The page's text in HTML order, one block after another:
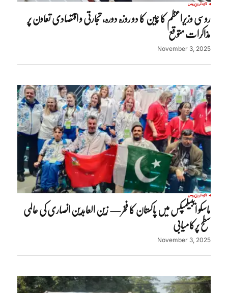
تازہ ترینروس
روسی وزیراعظم کا چین کا دو روزہ دورہ، تجارتی و اقتصادی تعاون پر
مذاکرات متوقع
November 3, 2025
تازہ ترینروس
ماسکو ایبیلمپکس میں پاکستان کا فخر— زین العابدین انصاری کی عالمی
سطح پرکامیابی
November 3, 2025